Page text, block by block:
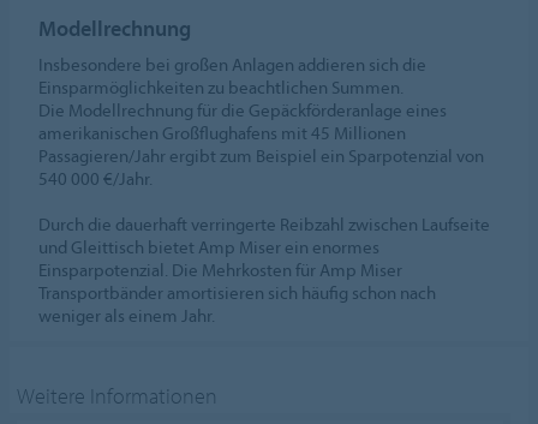
Modellrechnung
Insbesondere bei großen Anlagen addieren sich die
Einsparmöglichkeiten zu beachtlichen Summen.
Die Modellrechnung für die Gepäckförderanlage eines
amerikanischen Großflughafens mit 45 Millionen
Passagieren/Jahr ergibt zum Beispiel ein Sparpotenzial von
540 000 €/Jahr.
Durch die dauerhaft verringerte Reibzahl zwischen Laufseite
und Gleittisch bietet Amp Miser ein enormes
Einsparpotenzial. Die Mehrkosten für Amp Miser
Transportbänder amortisieren sich häufig schon nach
weniger als einem Jahr.
Weitere Informationen